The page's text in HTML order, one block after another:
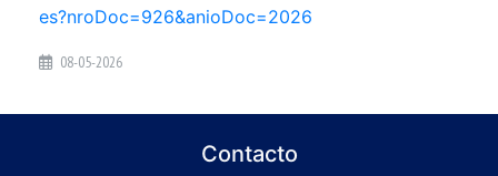
es?nroDoc=926&anioDoc=2026
08-05-2026
Contacto